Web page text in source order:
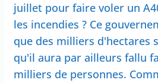
juillet pour faire voler un
les incendies ? Ce
que des milliers d'hectares
qu'il aura par ailleurs fallu
milliers de personnes.